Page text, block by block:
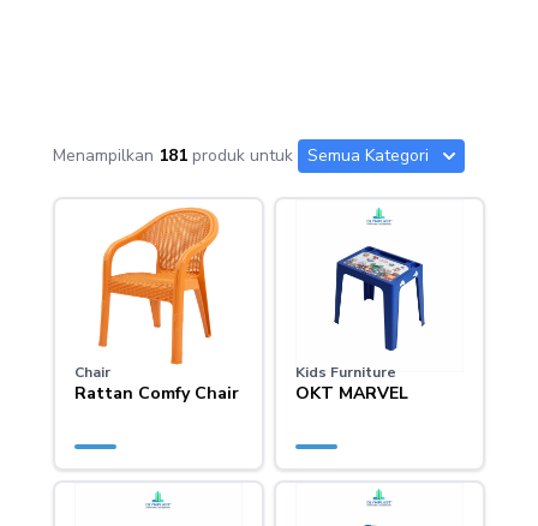
Menampilkan 181 produk untuk Semua Kategori
Chair
Rattan Comfy Chair
Kids Furniture
OKT MARVEL